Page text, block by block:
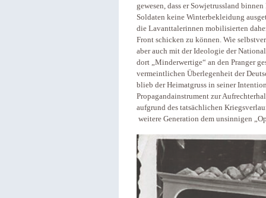
gewesen, dass er Sowjetrussland
Soldaten keine Winterbekleidung
die Lavanttalerinnen mobilisierten
Front schicken zu können. Wie
aber auch mit der Ideologie der
dort „Minderwertige“ an den Pranger
vermeintlichen Überlegenheit der
blieb der Heimatgruss in seiner
Propagandainstrument zur
aufgrund des tatsächlichen
weitere Generation dem unsinnigen